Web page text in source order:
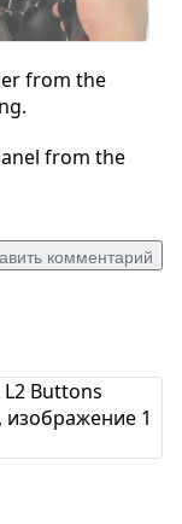
from the
from the
комментарий